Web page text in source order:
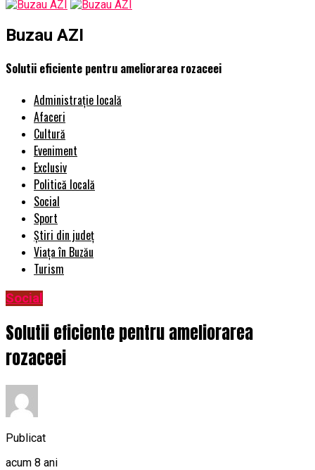
Buzau AZI
Solutii eficiente pentru ameliorarea rozaceei
Administrație locală
Afaceri
Cultură
Eveniment
Exclusiv
Politică locală
Social
Sport
Știri din județ
Viața în Buzău
Turism
Social
Solutii eficiente pentru ameliorarea
rozaceei
Publicat
acum 8 ani